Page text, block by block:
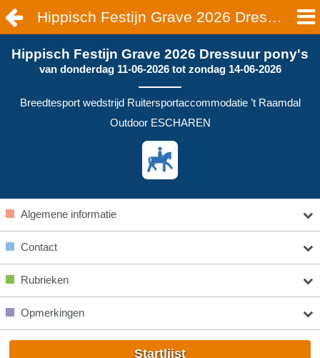
Hippisch Festijn Grave 2026 Dressuur pony's | ESCHAREN
Hippisch Festijn Grave 2026 Dressuur pony's
van donderdag 11-06-2026tot zondag 14-06-2026
Breedtesport wedstrijd Ruitersportaccommodatie ’t Raamdal
Outdoor ESCHAREN
Algemene informatie
Contact
Rubrieken
Opmerkingen
Startlijst